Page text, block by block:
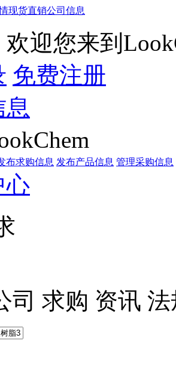
现货直销公司信息
迎您来到
免费注册
息
布求购信息 发布产品信息 管理采购信息
心
司 求购 资讯 法